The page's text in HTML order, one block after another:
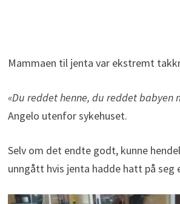
Mammaen til jenta var ekstremt
«Du reddet henne, du reddet babyen
Angelo utenfor sykehuset.
Selv om det endte godt, kunne
unngått hvis jenta hadde hatt på seg